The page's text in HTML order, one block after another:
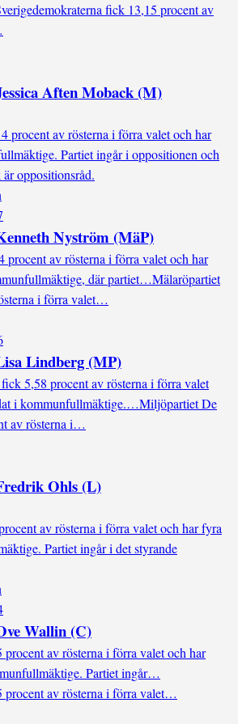
fick 13,15 procent av
Aften Moback (M)
procent av rösterna i förra valet och har
Partiet ingår i oppositionen och
oppositionsråd.
Nyström (MäP)
procent av rösterna i förra valet och har
där partiet…Mälaröpartiet
i förra valet…
Lindberg (MP)
5,58 procent av rösterna i förra valet
i kommunfullmäktige.…Miljöpartiet De
av rösterna i…
Ohls (L)
av rösterna i förra valet och har fyra
Partiet ingår i det styrande
Wallin (C)
av rösterna i förra valet och har
Partiet ingår…
procent av rösterna i förra valet…